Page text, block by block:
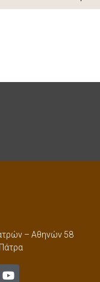
– Αθηνών 58